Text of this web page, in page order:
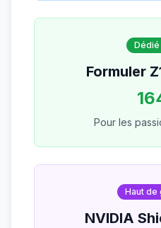
Dédié
Formuler
Pour les
Haut de
NVIDIA